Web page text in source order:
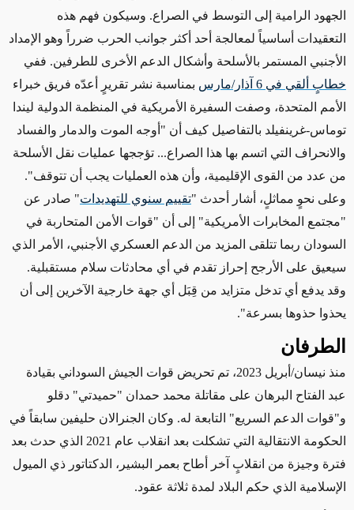
الجهود الرامية إلى التوسط في الصراع. وسيكون فهم هذه
التعقيدات أساسياً لمعالجة أحد أكثر جوانب الحرب ضرراً وهو الإمداد
الأجنبي المستمر بالأسلحة وأشكال الدعم الأخرى للطرفين. ففي
خطابٍ ألقي في 6 آذار/مارس
بمناسبة نشر تقريرٍ أعدّه فريق خبراء
الأمم المتحدة، وصفت السفيرة الأمريكية في المنظمة الدولية ليندا
توماس-غرينفيلد بالتفاصيل كيف أن "أوجه الموت والدمار والفساد
والانحراف التي اتسم بها هذا الصراع... تؤججها عمليات نقل الأسلحة
من عدد من القوى الإقليمية، وأن هذه العمليات يجب أن تتوقف".
وعلى نحوٍ مماثلٍ، أشار أحدث "تقييم سنوي للتهديدات" صادر عن
"مجتمع المخابرات الأمريكية" إلى أن "قوات الأمن المتحاربة في
السودان ربما تتلقى المزيد من الدعم العسكري الأجنبي، الأمر الذي
سيعيق على الأرجح إحراز تقدم في أي محادثات سلام مستقبلية.
وقد يدفع أي تدخل متزايد من قِبَل أي جهة خارجية الآخرين إلى أن
يحذوا حذوها بسرعة".
الطرفان
منذ نيسان/أبريل 2023، تم تحريض قوات الجيش السوداني بقيادة
عبد الفتاح البرهان على مقاتلة محمد حمدان "حميدتي" دقلو
و"قوات الدعم السريع" التابعة له. وكان الجنرالان حليفين سابقاً في
الحكومة الانتقالية التي تشكلت بعد انقلاب عام 2021 الذي حدث بعد
فترة وجيزة من انقلابٍ آخر أطاح بعمر البشير، الدكتاتور ذي الميول
الإسلامية الذي حكم البلاد لمدة ثلاثة عقود.